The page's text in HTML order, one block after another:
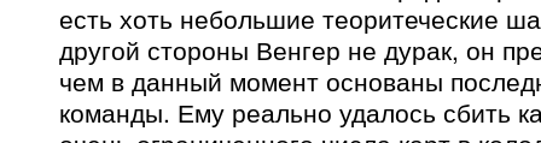
есть хоть небольшие теоритеческие
другой стороны Венгер не дурак, он
чем в данный момент основаны
команды. Ему реально удалось сбить